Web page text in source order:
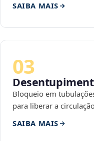
SAIBA MAIS
03
Bloqueio em
para liberar a
SAIBA MAIS